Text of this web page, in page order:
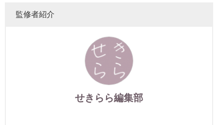
監修者紹介
せきらら編集部